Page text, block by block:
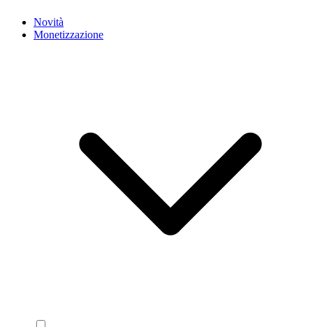
Novità
Monetizzazione